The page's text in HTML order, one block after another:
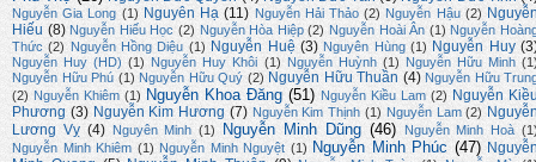
Nguyễn Gia Long (1) Nguyên Hạ (11) Nguyễn Hải Thảo (2) Nguyễn Hậu (2)
Hiếu (8) Nguyễn Hiếu Học (2) Nguyễn Hòa Hiệp (2) Nguyễn Hoài Ân (1) Nguyễn
Thức (2) Nguyễn Hồng Diệu (1) Nguyễn Huệ (3) Nguyên Hùng (1) Nguyễn Huy
Nguyễn Huy (HD) (1) Nguyễn Huy Khôi (1) Nguyễn Huỳnh (1) Nguyễn Hữu Minh
Nguyễn Hữu Phú (1) Nguyễn Hữu Quý (2) Nguyễn Hữu Thuần (4) Nguyễn Hữu
(2) Nguyễn Khiêm (1) Nguyễn Khoa Đăng (51) Nguyễn Kiều Lam (2) Nguyễn
Phương (3) Nguyễn Kim Hương (7) Nguyễn Kim Thịnh (1) Nguyễn Lam (2)
Lương Vỵ (4) Nguyên Minh (1) Nguyễn Minh Dũng (46) Nguyễn Minh Hoà
Nguyễn Minh Khiêm (1) Nguyễn Minh Nguyệt (1) Nguyễn Minh Phúc (47)